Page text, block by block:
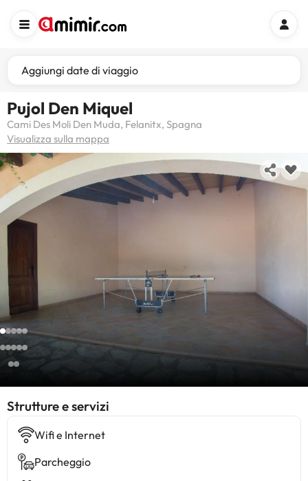
Aggiungi date di viaggio
Pujol Den Miquel
Cami Des Moli Den Muda, Felanitx, Spagna
Visualizza sulla mappa
​Strutture e servizi
Wifi e Internet
Parcheggio